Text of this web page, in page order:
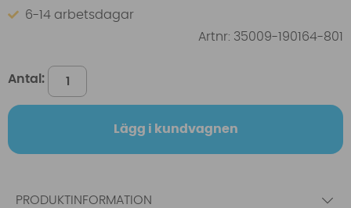
6-14 arbetsdagar
Artnr: 35009-190164-801
Antal:
Lägg i kundvagnen
PRODUKTINFORMATION